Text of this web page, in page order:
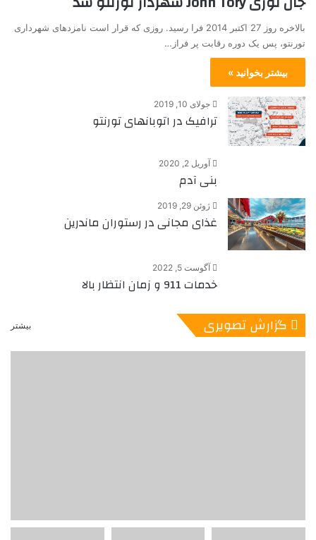
بالاخره روز 27 اکتبر 2014 فرا رسید. روزی که قرار است نامزدهای شهرداری
تورنتو، پس یک دوره رقابت پر فراز…
بیشتر بخوانید »
جولای 10, 2019
ترافیک در اتوبانهای تورنتو
آوریل 2, 2020
بنی آدم
ژوئن 29, 2019
غذای مجانی در رستوران ماندرین
آگوست 5, 2022
خدمات 911 و زمان انتظار بالا
گزارش تصویری بیشتر